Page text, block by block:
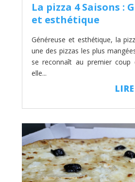
La pizza 4 Saisons :
et esthétique
Généreuse et esthétique, la
une des pizzas les plus
se reconnaît au premier coup
elle...